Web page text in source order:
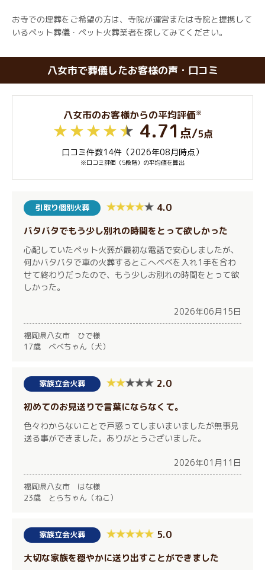
お寺での埋葬をご希望の方は、寺院が運営または寺院と提携して
いるペット葬儀・ペット火葬業者を探してみてください。
八女市で葬儀したお客様の声・口コミ
八女市のお客様からの平均評価※
4.71 点/5点
口コミ件数14件（2026年08月時点）
※口コミ評価（5段階）の平均値を算出
引取り個別火葬 4.0
バタバタでもう少し別れの時間をとって欲しかった
心配していたペット火葬が最初な電話で安心しましたが、
何かバタバタで車の火葬するとこへベベを入れ1手を合わ
せて終わりだったので、もう少しお別れの時間をとって欲
しかった。
2026年06月15日
福岡県八女市 ひで様
17歳 ベベちゃん（犬）
家族立会火葬 2.0
初めてのお見送りで言葉にならなくて。
色々わからないことで戸惑ってしまいまいましたが無事見
送る事ができました。ありがとうございました。
2026年01月11日
福岡県八女市 はな様
23歳 とらちゃん（ねこ）
家族立会火葬 5.0
大切な家族を穏やかに送り出すことができました